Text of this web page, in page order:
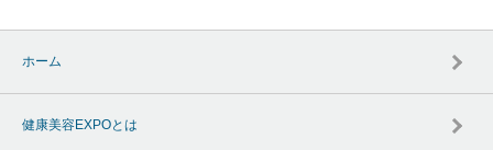
ホーム
健康美容EXPOとは